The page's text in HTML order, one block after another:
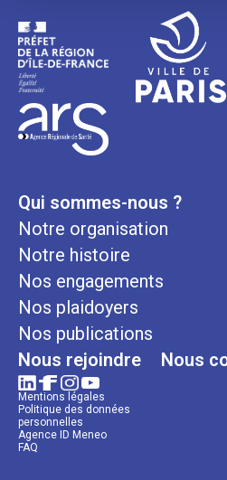
Qui sommes-nous ?
Notre organisation
Notre histoire
Nos engagements
Nos plaidoyers
Nos publications
Nous rejoindre Nous
Mentions légales
Politique des données
personnelles
Agence ID Meneo
FAQ